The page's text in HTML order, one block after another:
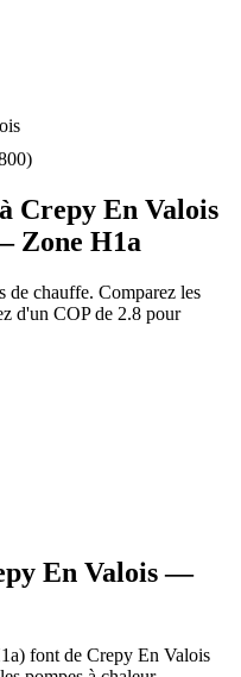
)
Crepy En Valois
Zone H1a
chauffe. Comparez les
d'un COP de 2.8 pour
En Valois—
font de Crepy En Valois